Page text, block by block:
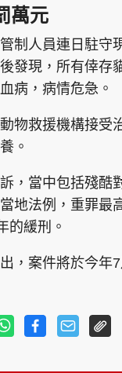
萬元
制人員連日駐守
發現，所有倖存
病，病情危急。
物救援機構接受
。
，當中包括殘酷
地法例，重罪最
的緩刑。
，案件將於今年